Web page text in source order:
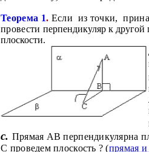
Теорема 1. Если из точки,
провести перпендикуляр к другой
плоскости.
с. Прямая АВ перпендикулярна
С проведем плоскость ? (прямая и